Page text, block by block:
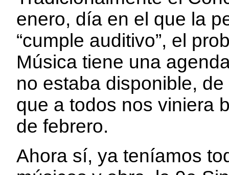
enero, día en el que la
“cumple auditivo”, el
Música tiene una
no estaba disponible,
que a todos nos viniera
de febrero.
Ahora sí, ya teníamos